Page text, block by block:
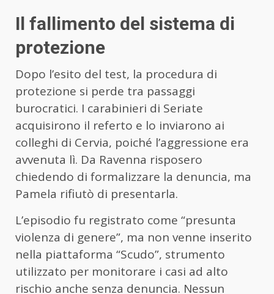
Il fallimento del sistema di
protezione
Dopo l’esito del test, la procedura di
protezione si perde tra passaggi
burocratici. I carabinieri di Seriate
acquisirono il referto e lo inviarono ai
colleghi di Cervia, poiché l’aggressione era
avvenuta lì. Da Ravenna risposero
chiedendo di formalizzare la denuncia, ma
Pamela rifiutò di presentarla.
L’episodio fu registrato come “presunta
violenza di genere”, ma non venne inserito
nella piattaforma “Scudo”, strumento
utilizzato per monitorare i casi ad alto
rischio anche senza denuncia. Nessun